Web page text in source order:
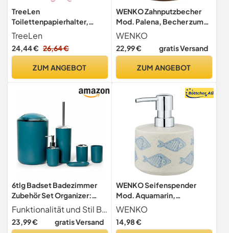
TreeLen
Toilettenpapierhalter,
freistehend, mit Ablage,
Aufbewahrung für Mega-
Rollen, Badezimmer-
TreeLen
24,44 € 26,64 €
ZUM ANGEBOT
WENKO Zahnputzbecher
Mod. Palena, Becher zum
Aufbewahren von
Zahnputzutensilien oder
Kosmetikzubehör aus dem
Polyresin in elegantem
10,8 cm, Bronze
WENKO
22,99 € gratis Versand
ZUM ANGEBOT
6tlg Badset Badezimmer
Zubehör Set Organizer:
Seifenspender,
Zahnputzbecher,
Kosmetikeimer, WC Bürste
Funktionalität und Stil Bringen Sie Farbe in Ihre tägliche Routine und verleihen Sie Ihrem Badezimmer mit diesem modernen Kunststoffzubehörset einen Hauch von Eleganz und Frische.
23,99 € gratis Versand
WENKO Seifenspender
Mod. Aquamarin,
nachfüllbarer
Seifendosierer für
Flüssigseife/Lotion, edle
WENKO
14,98 €